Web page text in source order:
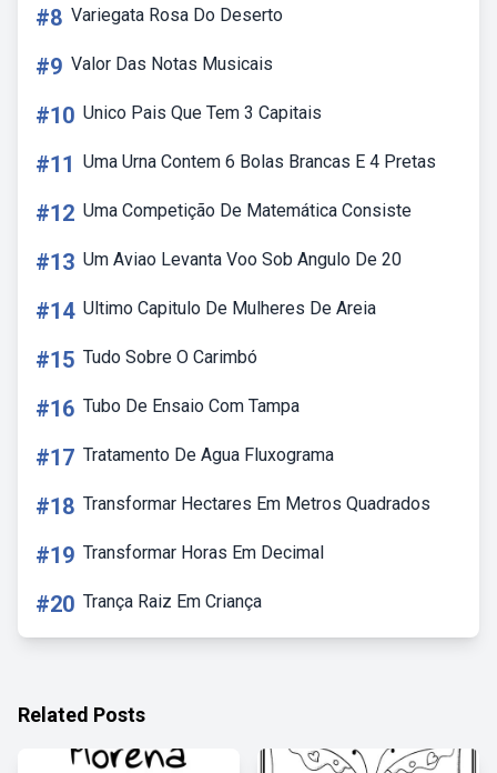
#8 Variegata Rosa Do Deserto
#9 Valor Das Notas Musicais
#10 Unico Pais Que Tem 3 Capitais
#11 Uma Urna Contem 6 Bolas Brancas E 4 Pretas
#12 Uma Competição De Matemática Consiste
#13 Um Aviao Levanta Voo Sob Angulo De 20
#14 Ultimo Capitulo De Mulheres De Areia
#15 Tudo Sobre O Carimbó
#16 Tubo De Ensaio Com Tampa
#17 Tratamento De Agua Fluxograma
#18 Transformar Hectares Em Metros Quadrados
#19 Transformar Horas Em Decimal
#20 Trança Raiz Em Criança
Related Posts